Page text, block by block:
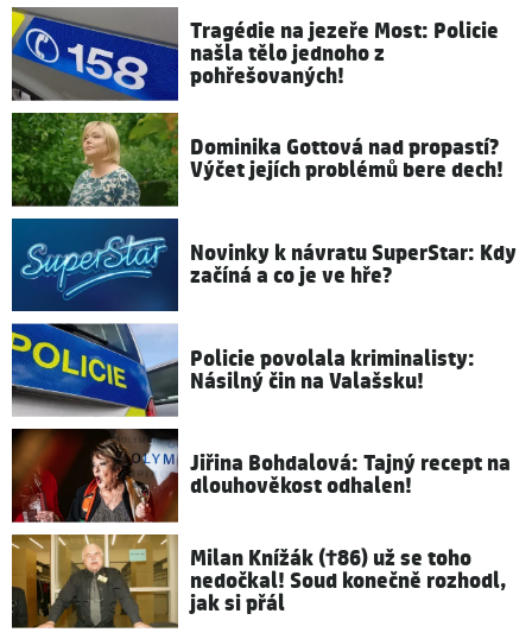
Tragédie na jezeře Most: Policie
našla tělo jednoho z
pohřešovaných!
Dominika Gottová nad propastí?
Výčet jejích problémů bere dech!
Novinky k návratu SuperStar: Kdy
začíná a co je ve hře?
Policie povolala kriminalisty:
Násilný čin na Valašsku!
Jiřina Bohdalová: Tajný recept na
dlouhověkost odhalen!
Milan Knížák (†86) už se toho
nedočkal! Soud konečně rozhodl,
jak si přál